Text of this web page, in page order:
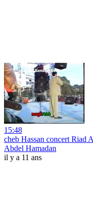
15:48
cheb Hassan concert Riad
Abdel Hamadan
il y a 11 ans